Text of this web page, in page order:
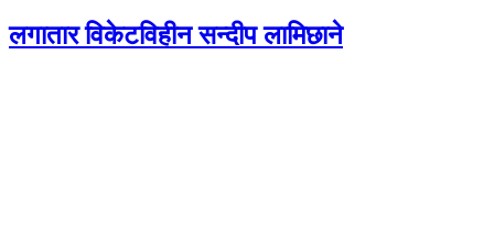
लगातार विकेटविहीन सन्दीप लामिछाने